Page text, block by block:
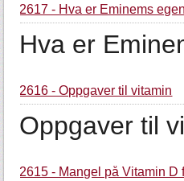
2617 - Hva er Eminems
Hva er
2616 - Oppgaver til vitamin
Oppgaver til
2615 - Mangel på Vitamin D